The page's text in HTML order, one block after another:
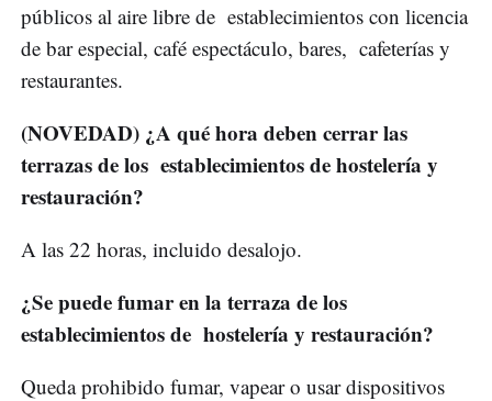
públicos al aire libre de establecimientos con licencia
de bar especial, café espectáculo, bares, cafeterías y
restaurantes.
(NOVEDAD) ¿A qué hora deben cerrar las
terrazas de los establecimientos de hostelería y
restauración?
A las 22 horas, incluido desalojo.
¿Se puede fumar en la terraza de los
establecimientos de hostelería y restauración?
Queda prohibido fumar, vapear o usar dispositivos